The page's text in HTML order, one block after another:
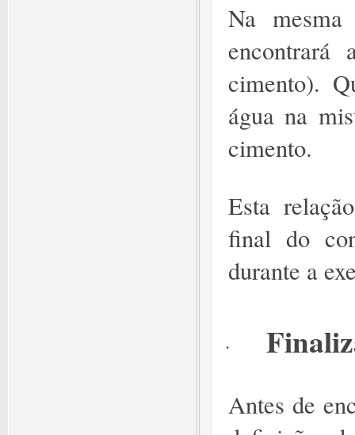
Na
encontrará
cimento).
água na
cimento.
Esta
final do
durante a
·
Antes de